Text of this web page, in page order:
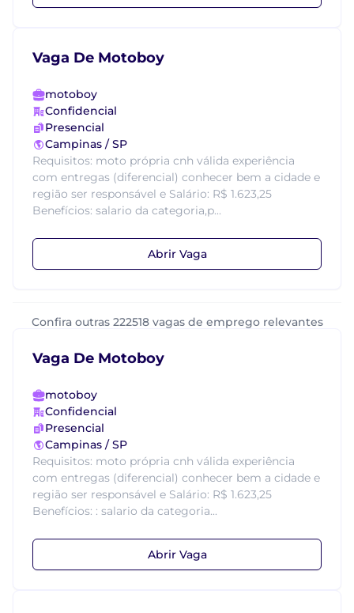
Vaga De Motoboy
motoboy
Confidencial
Presencial
Campinas / SP
Requisitos: moto própria cnh válida experiência
com entregas (diferencial) conhecer bem a cidade e
região ser responsável e Salário: R$ 1.623,25
Benefícios: salario da categoria,p...
Abrir Vaga
Confira outras 222518 vagas de emprego relevantes
Vaga De Motoboy
motoboy
Confidencial
Presencial
Campinas / SP
Requisitos: moto própria cnh válida experiência
com entregas (diferencial) conhecer bem a cidade e
região ser responsável e Salário: R$ 1.623,25
Benefícios: : salario da categoria...
Abrir Vaga